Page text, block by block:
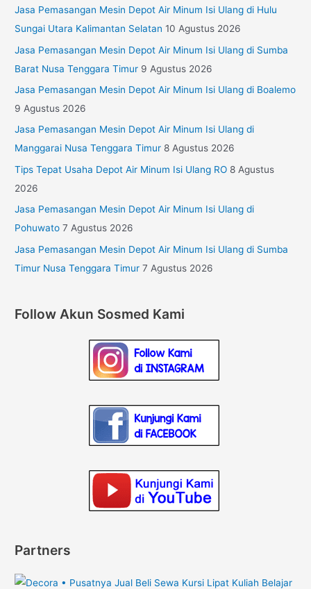
Jasa Pemasangan Mesin Depot Air Minum Isi Ulang di Hulu
Sungai Utara Kalimantan Selatan 10 Agustus 2026
Jasa Pemasangan Mesin Depot Air Minum Isi Ulang di Sumba
Barat Nusa Tenggara Timur 9 Agustus 2026
Jasa Pemasangan Mesin Depot Air Minum Isi Ulang di Boalemo
9 Agustus 2026
Jasa Pemasangan Mesin Depot Air Minum Isi Ulang di
Manggarai Nusa Tenggara Timur 8 Agustus 2026
Tips Tepat Usaha Depot Air Minum Isi Ulang RO 8 Agustus
2026
Jasa Pemasangan Mesin Depot Air Minum Isi Ulang di
Pohuwato 7 Agustus 2026
Jasa Pemasangan Mesin Depot Air Minum Isi Ulang di Sumba
Timur Nusa Tenggara Timur 7 Agustus 2026
Follow Akun Sosmed Kami
Partners